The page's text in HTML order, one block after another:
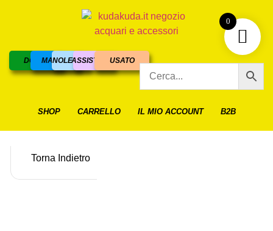
DOLCEMARINO
NOLEGGIOASSISTENZAUSATO
SHOP CARRELLO IL MIO ACCOUNT B2B
Torna Indietro
0